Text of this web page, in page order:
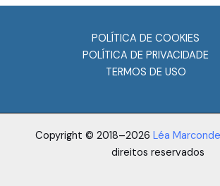
POLÍTICA DE COOKIES
POLÍTICA DE PRIVACIDADE
TERMOS DE USO
Copyright © 2018–2026 Léa
direitos reservados